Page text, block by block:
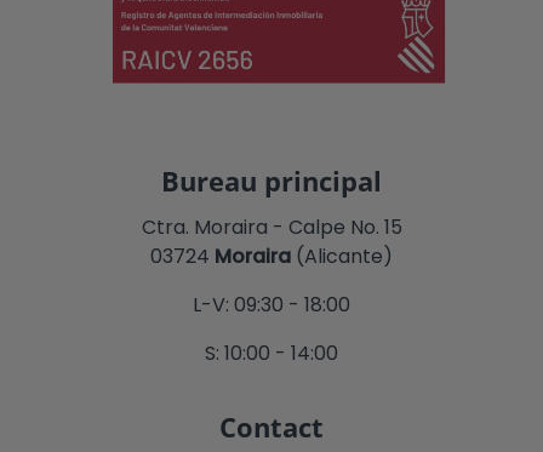
Bureau principal
Ctra. Moraira - Calpe No. 15
03724 Moraira (Alicante)
L-V: 09:30 - 18:00
S: 10:00 - 14:00
Contact